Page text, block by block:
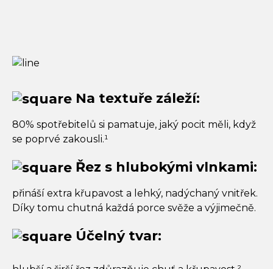
Na textuře záleží:
80% spotřebitelů si pamatuje, jaký pocit měli, když
se poprvé zakousli.¹
Řez s hlubokými vlnkami:
přináší extra křupavost a lehký, nadýchaný vnitřek.
Díky tomu chutná každá porce svěže a výjimečně.
Účelný tvar: